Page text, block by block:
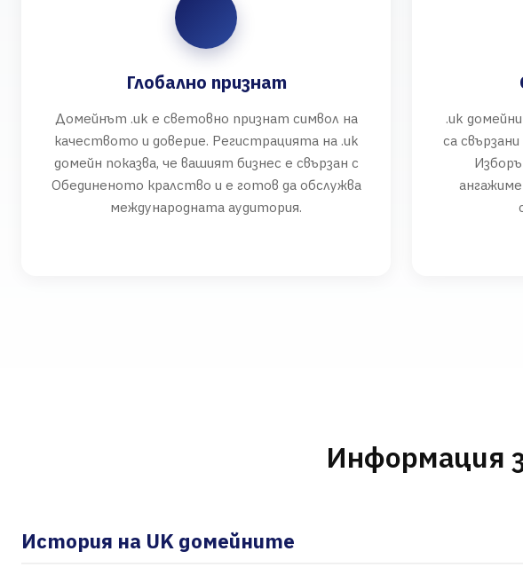
Глобално признат
Домейнът .uk е световно признат символ на
качеството и доверие. Регистрацията на .uk
домейн показва, че вашият бизнес е свързан с
Обединеното кралство и е готов да обслужва
международната аудитория.
.uk
са
Информация
История на UK домейните